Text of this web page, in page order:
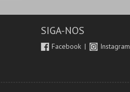
SIGA-NOS
Facebook Instagram